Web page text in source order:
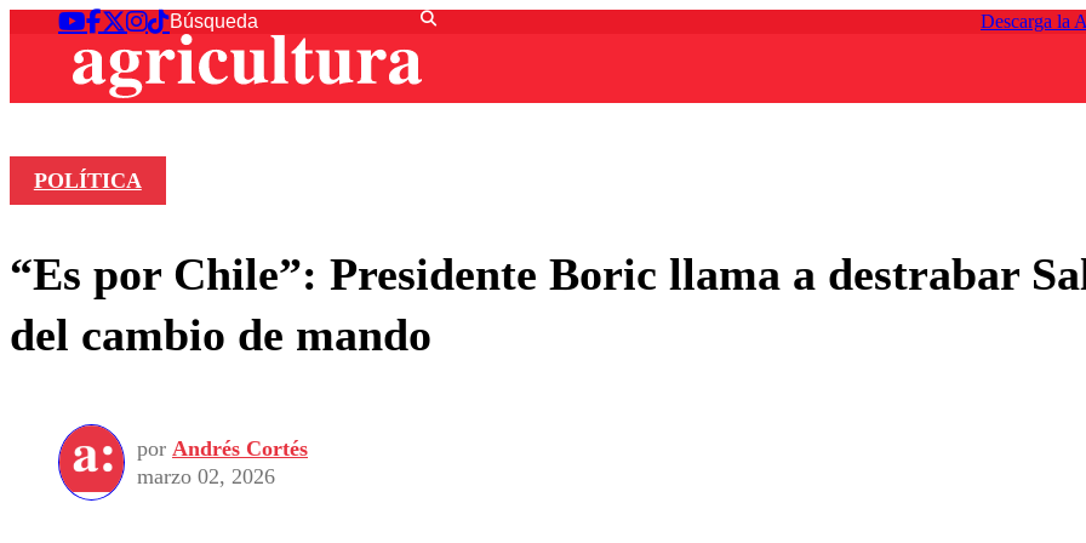
Descarga la
POLÍTICA
“Es por Chile”: Presidente Boric llama a destrabar
del cambio de mando
por Andrés Cortés
marzo 02, 2026